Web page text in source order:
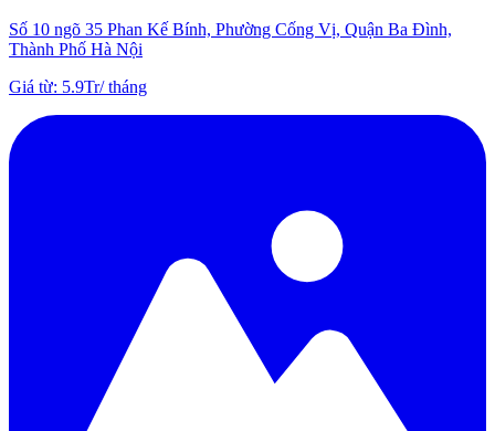
Số 10 ngõ 35 Phan Kế Bính, Phường Cống Vị, Quận Ba Đình,
Thành Phố Hà Nội
Giá từ: 5.9Tr/tháng